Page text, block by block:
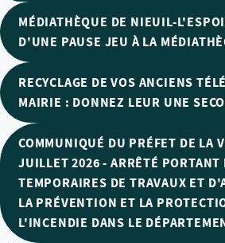
MÉDIATHÈQUE DE NIEUIL-
D'UNE PAUSE JEU À LA
RECYCLAGE DE VOS ANCIENS
MAIRIE : DONNEZ LEUR UNE
COMMUNIQUÉ DU PRÉFET DE LA
JUILLET 2026 - ARRÊTÉ PORTANT
TEMPORAIRES DE TRAVAUX ET
LA PRÉVENTION ET LA
L'INCENDIE DANS LE